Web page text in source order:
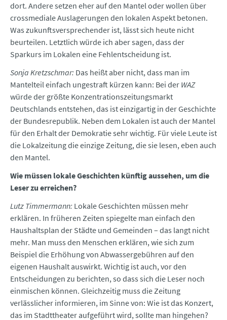
dort. Andere setzen eher auf den Mantel oder wollen über
crossmediale Auslagerungen den lokalen Aspekt betonen.
Was zukunftsversprechender ist, lässt sich heute nicht
beurteilen. Letztlich würde ich aber sagen, dass der
Sparkurs im Lokalen eine Fehlentscheidung ist.
Sonja Kretzschmar: Das heißt aber nicht, dass man im
Mantelteil einfach ungestraft kürzen kann: Bei der WAZ
würde der größte Konzentrationszeitungsmarkt
Deutschlands entstehen, das ist einzigartig in der Geschichte
der Bundesrepublik. Neben dem Lokalen ist auch der Mantel
für den Erhalt der Demokratie sehr wichtig. Für viele Leute ist
die Lokalzeitung die einzige Zeitung, die sie lesen, eben auch
den Mantel.
Wie müssen lokale Geschichten künftig aussehen, um die
Leser zu erreichen?
Lutz Timmermann: Lokale Geschichten müssen mehr
erklären. In früheren Zeiten spiegelte man einfach den
Haushaltsplan der Städte und Gemeinden – das langt nicht
mehr. Man muss den Menschen erklären, wie sich zum
Beispiel die Erhöhung von Abwassergebühren auf den
eigenen Haushalt auswirkt. Wichtig ist auch, vor den
Entscheidungen zu berichten, so dass sich die Leser noch
einmischen können. Gleichzeitig muss die Zeitung
verlässlicher informieren, im Sinne von: Wie ist das Konzert,
das im Stadttheater aufgeführt wird, sollte man hingehen?